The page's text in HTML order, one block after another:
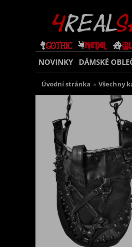
NOVINKY DÁMSKÉ
Úvodní stránka » Všechny